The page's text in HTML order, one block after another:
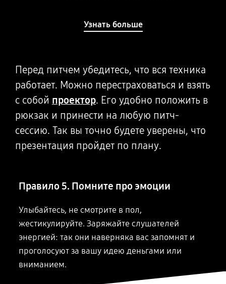
Узнать больше
Перед питчем убедитесь, что вся техника
работает. Можно перестраховаться и взять
с собой проектор. Его удобно положить в
рюкзак и принести на любую питч-
сессию. Так вы точно будете уверены, что
презентация пройдет по плану.
Правило 5. Помните про эмоции
Улыбайтесь, не смотрите в пол,
жестикулируйте. Заряжайте слушателей
энергией: так они наверняка вас запомнят и
проголосуют за вашу идею деньгами или
вниманием.